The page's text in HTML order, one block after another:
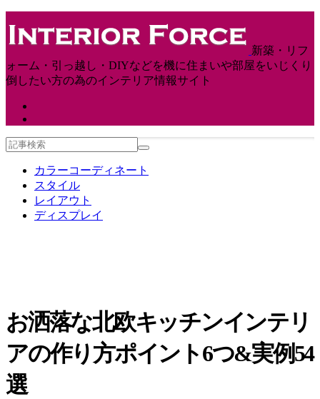
新築・リフ
ォーム・引っ越し・DIYなどを機に住まいや部屋をいじくり
倒したい方の為のインテリア情報サイト
カラーコーディネート
スタイル
レイアウト
ディスプレイ
お洒落な北欧キッチンインテリ
アの作り方ポイント6つ&実例54
選